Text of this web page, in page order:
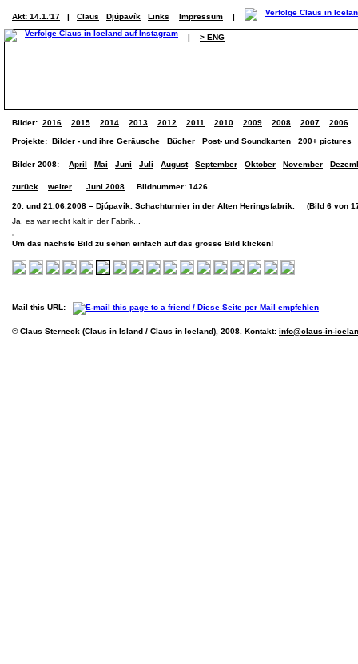
Akt: 14.1.'17 | Claus Djúpavík Links Impressum |
| > ENG
Bilder: 2016 2015 2014 2013 2012 2011 2010 2009 2008 2007 2006
Projekte: Bilder - und ihre Geräusche Bücher Post- und Soundkarten 200+ pictures
Bilder 2008: April Mai Juni Juli August September Oktober November
zurück weiter Juni 2008 Bildnummer: 1426
20. und 21.06.2008 – Djúpavík. Schachturnier in der Alten Heringsfabrik. (Bild 6 von
Ja, es war recht kalt in der Fabrik...
Um das nächste Bild zu sehen einfach auf das grosse Bild klicken!
Mail this URL:
© Claus Sterneck (Claus in Island / Claus in Iceland), 2008. Kontakt: info@claus-in-